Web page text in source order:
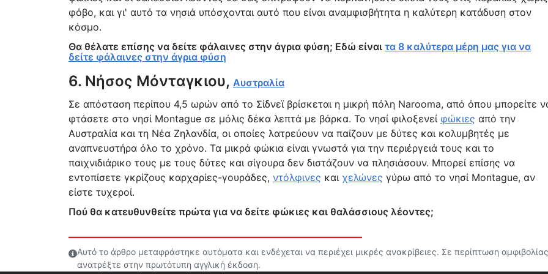
φόβο, και γι' αυτό τα νησιά υπόσχονται αυτό που είναι αναμφισβήτητα η καλύτερη κατάδυση στον
κόσμο.
Θα θέλατε επίσης να δείτε φάλαινες στην άγρια φύση; Εδώ είναι τα 8 καλύτερα μέρη μας για να
δείτε φάλαινες στην άγρια φύση
6. Νήσος Μόνταγκιου, Αυστραλία
Σε απόσταση περίπου 4,5 ωρών από το Σίδνεϊ βρίσκεται η μικρή πόλη Narooma, από όπου μπορείτε
φτάσετε στο νησί Montague σε μόλις δέκα λεπτά με βάρκα. Το νησί φιλοξενεί φώκιες από την
Αυστραλία και τη Νέα Ζηλανδία, οι οποίες λατρεύουν να παίζουν με δύτες και κολυμβητές με
αναπνευστήρα όλο το χρόνο. Τα μικρά φώκια είναι γνωστά για την περιέργειά τους και το
παιχνιδιάρικο τους με τους δύτες και σίγουρα δεν διστάζουν να πλησιάσουν. Μπορεί επίσης να
εντοπίσετε γκρίζους καρχαρίες-γουράδες, ντόλφινες και χελώνες γύρω από το νησί Montague, αν
είστε τυχεροί.
Πού θα κατευθυνθείτε πρώτα για να δείτε φώκιες και θαλάσσιους λέοντες;
Αυτό το άρθρο μεταφράστηκε αυτόματα και ενδέχεται να περιέχει μικρές ανακρίβειες. Σε περίπτωση
ανατρέξτε στην πρωτότυπη αγγλική έκδοση.